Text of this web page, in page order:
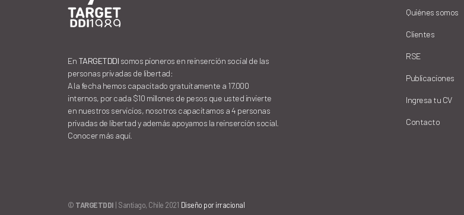
En TARGETDDI somos pioneros en reinserción social de las
personas privadas de libertad:
A la fecha hemos capacitado gratuitamente a 17.000
internos, por cada $10 millones de pesos que usted invierte
en nuestros servicios, nosotros capacitamos a 4 personas
privadas de libertad y además apoyamos la reinserción social.
Conocer más aquí.
Quiénes somos
Clientes
RSE
Publicaciones
Ingresa tu CV
Contacto
© TARGETDDI | Santiago, Chile 2021 Diseño por irracional